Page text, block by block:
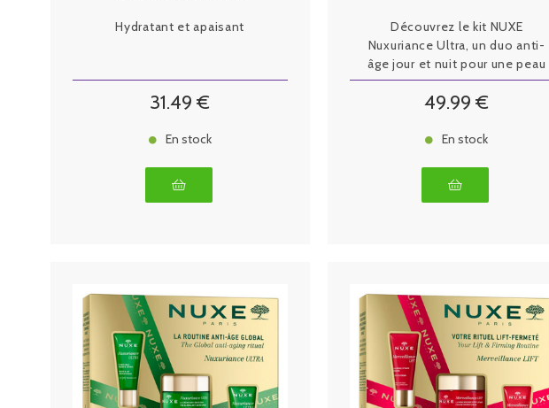
Hydratant et apaisant
31.49 €
En stock
Découvrez le kit NUXE
Nuxuriance Ultra, un duo anti-
âge jour et nuit pour une peau
visiblement plus ferme, lissée
et éclatante dès 1 mois.
49.99 €
En stock